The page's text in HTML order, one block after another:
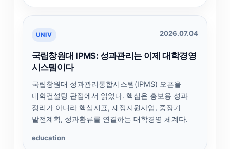
UNIV 2026.07.04
국립창원대 IPMS: 성과관리는 이제 대학경영
시스템이다
국립창원대 성과관리통합시스템(IPMS) 오픈을
대학컨설팅 관점에서 읽었다. 핵심은 홍보용 성과
정리가 아니라 핵심지표, 재정지원사업, 중장기
발전계획, 성과환류를 연결하는 대학경영 체계다.
education